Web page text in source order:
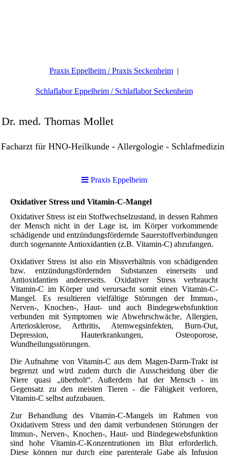
Praxis Eppelheim / Praxis Seckenheim
Schlaflabor Eppelheim / Schlaflabor Seckenheim
Dr. med. Thomas Mollet
Facharzt für HNO-Heilkunde - Allergologie - Schlafmedizin
Praxis Eppelheim
Oxidativer Stress und Vitamin-C-Mangel
Oxidativer Stress ist ein Stoffwechselzustand, in dessen Rahmen
der Mensch nicht in der Lage ist, im Körper vorkommende
schädigende und entzündungsfördernde Sauerstoffverbindungen
durch sogenannte Antioxidantien (z.B. Vitamin-C) abzufangen.
Oxidativer Stress ist also ein Missverhältnis von schädigenden
bzw. entzündungsfördernden Substanzen einerseits und
Antioxidantien andererseits. Oxidativer Stress verbraucht
Vitamin-C im Körper und verursacht somit einen Vitamin-C-
Mangel. Es resultieren vielfältige Störungen der Immun-,
Nerven-, Knochen-, Haut- und auch Bindegewebsfunktion
verbunden mit Symptomen wie Abwehrschwäche, Allergien,
Arteriosklerose, Arthritis, Atemwegsinfekten, Burn-Out,
Depression, Hauterkrankungen, Osteoporose,
Wundheilungsstörungen.
Die Aufnahme von Vitamin-C aus dem Magen-Darm-Trakt ist
begrenzt und wird zudem durch die Ausscheidung über die
Niere quasi „überholt“. Außerdem hat der Mensch - im
Gegensatz zu den meisten Tieren - die Fähigkeit verloren,
Vitamin-C selbst aufzubauen.
Zur Behandlung des Vitamin-C-Mangels im Rahmen von
Oxidativem Stress und den damit verbundenen Störungen der
Immun-, Nerven-, Knochen-, Haut- und Bindegewebsfunktion
sind hohe Vitamin-C-Konzentrationen im Blut erforderlich.
Diese können nur durch eine parenterale Gabe als Infusion